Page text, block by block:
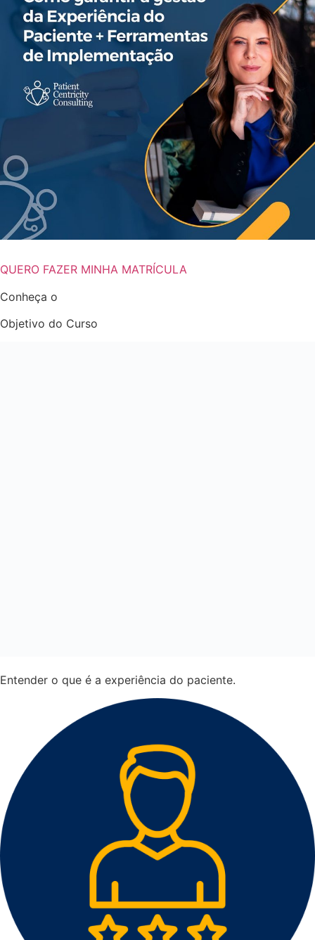
QUERO FAZER MINHA MATRÍCULA
Conheça o
Objetivo do Curso
Entender o que é a experiência do paciente.